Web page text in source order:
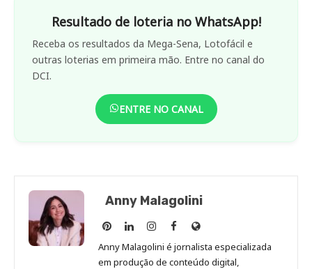
Resultado de loteria no WhatsApp!
Receba os resultados da Mega-Sena, Lotofácil e
outras loterias em primeira mão. Entre no canal do
DCI.
ENTRE NO CANAL
Anny Malagolini
Anny
Malagolini
no
Anny
Malagolini
no
Anny
Malagolini
no
Anny
Malagolini
no
Site
de
Anny
Anny Malagolini é jornalista especializada
em produção de conteúdo digital,